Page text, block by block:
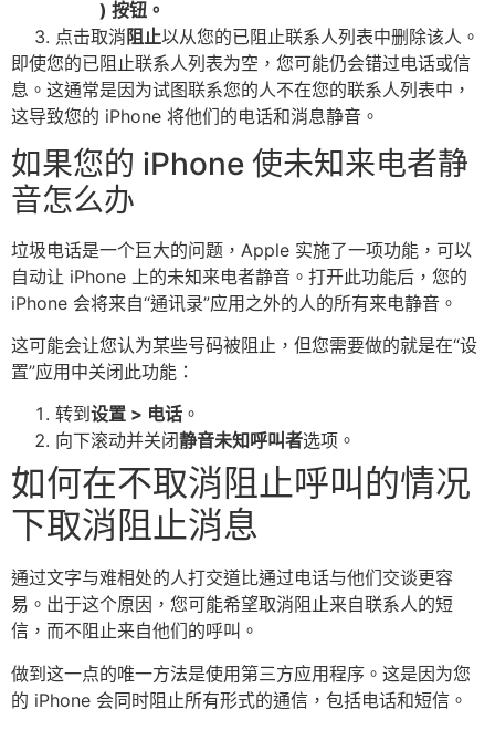
) 按钮。
点击取消 阻止以从您的已阻止联系人列表中删除该人。
即使您的已阻止联系人列表为空，您可能仍会错过电话或信
息。这通常是因为试图联系您的人不在您的联系人列表中，
这导致您的 iPhone 将他们的电话和消息静音。
如果您的 iPhone 使未知来电者静
音怎么办
垃圾电话是一个巨大的问题，Apple 实施了一项功能，可以
自动让 iPhone 上的未知来电者静音。打开此功能后，您的
iPhone 会将来自“通讯录”应用之外的人的所有来电静音。
这可能会让您认为某些号码被阻止，但您需要做的就是在“设
置”应用中关闭此功能：
转到 设置 > 电话 。
向下滚动并关闭静音未知呼叫者选项。
如何在不取消阻止呼叫的情况
下取消阻止消息
通过文字与难相处的人打交道比通过电话与他们交谈更容
易。出于这个原因，您可能希望取消阻止来自联系人的短
信，而不阻止来自他们的呼叫。
做到这一点的唯一方法是使用第三方应用程序。这是因为您
的 iPhone 会同时阻止所有形式的通信，包括电话和短信。